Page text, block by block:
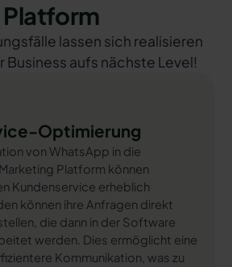
Platform
lassen sich realisieren
Business aufs nächste Level!
Optimierung
von WhatsApp in die
Platform können
Kundenservice erheblich
können ihre Anfragen direkt
die dann in der Software
werden. Dies ermöglicht eine
Kommunikation, was zu